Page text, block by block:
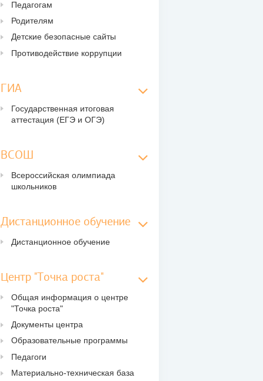
Педагогам
Родителям
Детские безопасные сайты
Противодействие коррупции
ГИА
Государственная итоговая
аттестация (ЕГЭ и ОГЭ)
ВСОШ
Всероссийская олимпиада
школьников
Дистанционное обучение
Дистанционное обучение
Центр "Точка роста"
Общая информация о центре
"Точка роста"
Документы центра
Образовательные программы
Педагоги
Материально-техническая база